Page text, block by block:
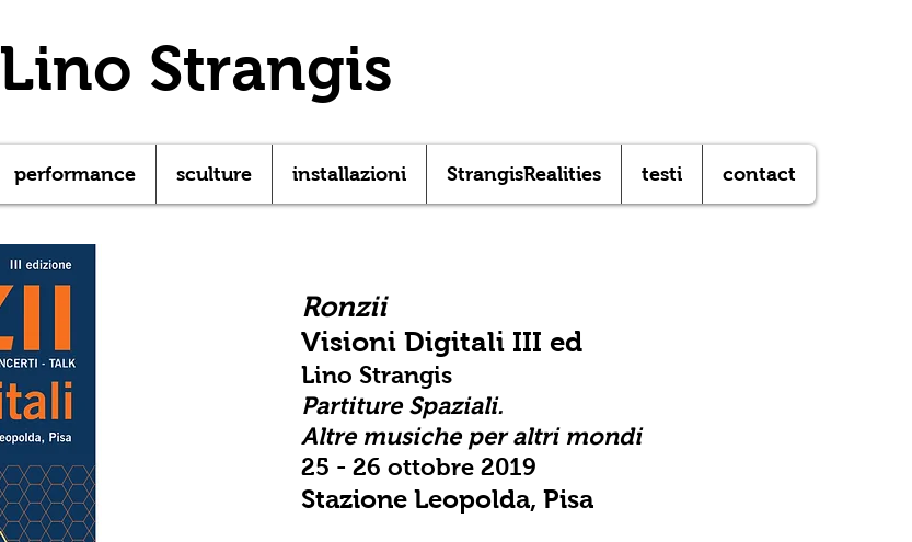
Lino Strangis
performance sculture installazioni StrangisRealities testi contact
Ronzii
Visioni Digitali III ed
Lino Strangis
Partiture Spaziali.
Altre musiche per altri mondi
25 - 26 ottobre 2019
Stazione Leopolda, Pisa